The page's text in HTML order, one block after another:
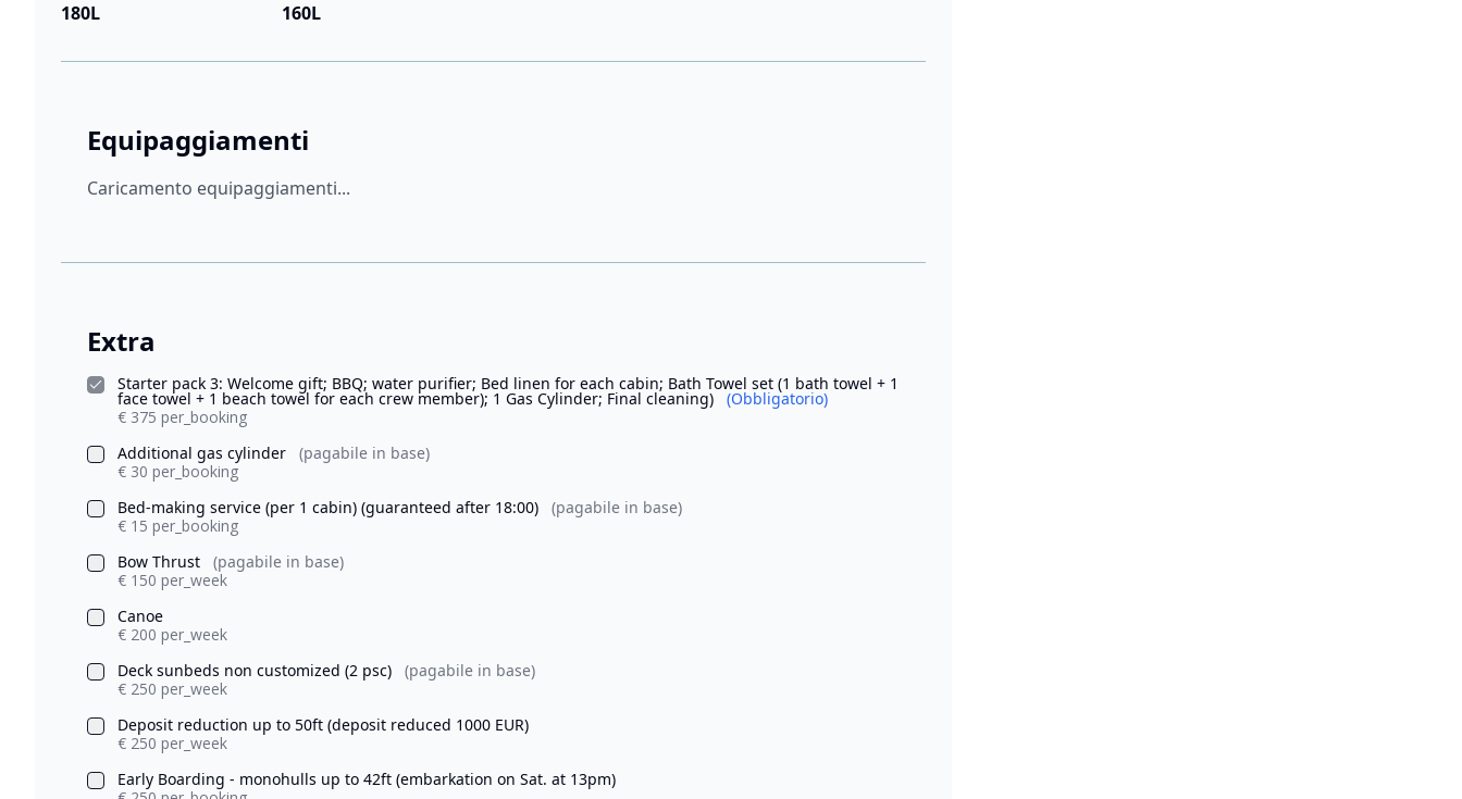
180L
160L
Equipaggiamenti
Caricamento equipaggiamenti...
Extra
Starter pack 3: Welcome gift; BBQ; water purifier; Bed linen for each cabin; Bath Towel set (1 bath towel + 1
face towel + 1 beach towel for each crew member); 1 Gas Cylinder; Final cleaning)
(Obbligatorio)
€ 375 per_booking
Additional gas cylinder
(pagabile in base)
€ 30 per_booking
Bed-making service (per 1 cabin) (guaranteed after 18:00)
(pagabile in base)
€ 15 per_booking
Bow Thrust
(pagabile in base)
€ 150 per_week
Canoe
€ 200 per_week
Deck sunbeds non customized (2 psc)
(pagabile in base)
€ 250 per_week
Deposit reduction up to 50ft (deposit reduced 1000 EUR)
€ 250 per_week
Early Boarding - monohulls up to 42ft (embarkation on Sat. at 13pm)